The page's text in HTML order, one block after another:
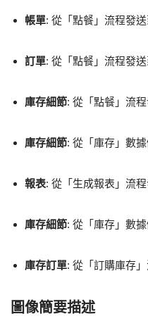
帳單: 從「點餐」流程發送
訂單: 從「點餐」流程發送
庫存細節: 從「點餐」流
庫存細節: 從「庫存」數
報表: 從「生成報表」流
庫存細節: 從「庫存」數
庫存訂單: 從「訂購庫存
圖像簡要描述